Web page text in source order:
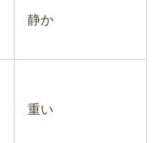
静か
重い